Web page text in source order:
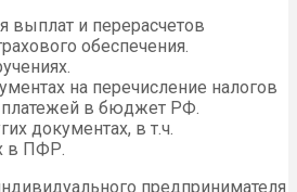
выплат и перерасчетов
обеспечения.
на перечисление налогов
в бюджет РФ.
документах, в т.ч.
в ПФР.
предпринимателя